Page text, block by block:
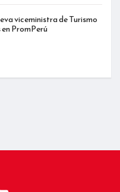
viceministra de Turismo
PromPerú